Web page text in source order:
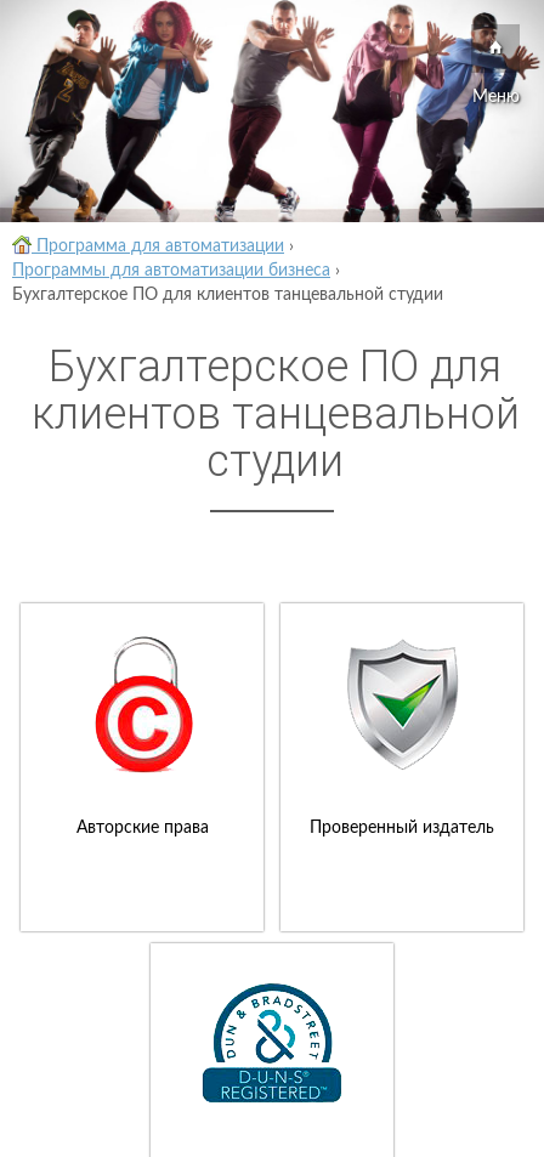
Меню
Программа для автоматизации ›
Программы для автоматизации бизнеса ›
Бухгалтерское ПО для клиентов танцевальной студии
Бухгалтерское ПО для
клиентов танцевальной
студии
Авторские права Проверенный издатель